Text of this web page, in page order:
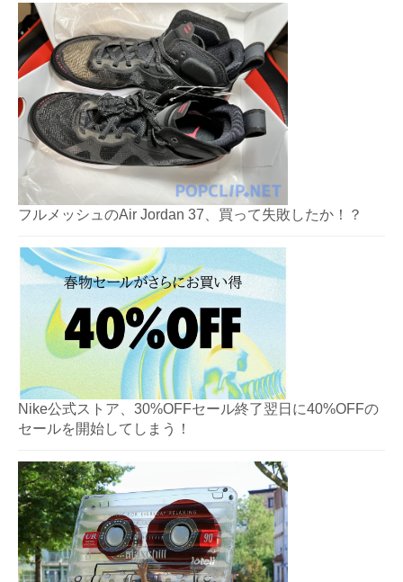
フルメッシュのAir Jordan 37、買って失敗したか！？
Nike公式ストア、30%OFFセール終了翌日に40%OFFの
セールを開始してしまう！